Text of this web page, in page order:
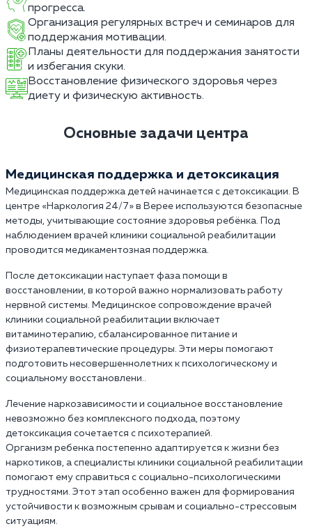
прогресса.
Организация регулярных встреч и семинаров для
поддержания мотивации.
Планы деятельности для поддержания занятости
и избегания скуки.
Восстановление физического здоровья через
диету и физическую активность.
Основные задачи центра
Медицинская поддержка и детоксикация
Медицинская поддержка детей начинается с детоксикации. В
центре «Наркология 24/7» в Верее используются безопасные
методы, учитывающие состояние здоровья ребёнка. Под
наблюдением врачей клиники социальной реабилитации
проводится медикаментозная поддержка.
После детоксикации наступает фаза помощи в
восстановлении, в которой важно нормализовать работу
нервной системы. Медицинское сопровождение врачей
клиники социальной реабилитации включает
витаминотерапию, сбалансированное питание и
физиотерапевтические процедуры. Эти меры помогают
подготовить несовершеннолетних к психологическому и
социальному восстановлени..
Лечение наркозависимости и социальное восстановление
невозможно без комплексного подхода, поэтому
детоксикация сочетается с психотерапией.
Организм ребенка постепенно адаптируется к жизни без
наркотиков, а специалисты клиники социальной реабилитации
помогают ему справиться с социально-психологическими
трудностями. Этот этап особенно важен для формирования
устойчивости к возможным срывам и социально-стрессовым
ситуациям.